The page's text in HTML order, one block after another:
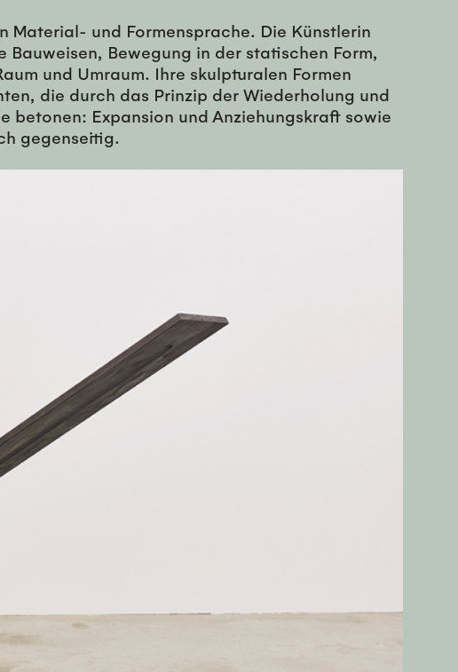
Material- und Formensprache. Die Künstlerin
Bewegung in der statischen Form,
und Umraum. Ihre skulpturalen Formen
die durch das Prinzip der Wiederholung und
betonen: Expansion und Anziehungskraft sowie
gegenseitig.